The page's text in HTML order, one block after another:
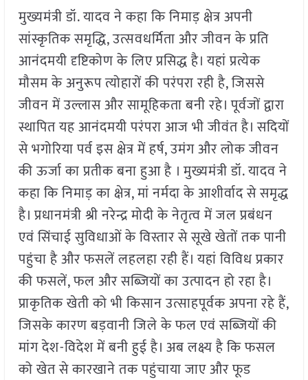
मुख्यमंत्री डॉ. यादव ने कहा कि निमाड़ क्षेत्र अपनी
सांस्कृतिक समृद्धि, उत्सवधर्मिता और जीवन के प्रति
आनंदमयी दृष्टिकोण के लिए प्रसिद्ध है। यहां प्रत्येक
मौसम के अनुरूप त्योहारों की परंपरा रही है, जिससे
जीवन में उल्लास और सामूहिकता बनी रहे। पूर्वजों द्वारा
स्थापित यह आनंदमयी परंपरा आज भी जीवंत है। सदियों
से भगोरिया पर्व इस क्षेत्र में हर्ष, उमंग और लोक जीवन
की ऊर्जा का प्रतीक बना हुआ है । मुख्यमंत्री डॉ. यादव ने
कहा कि निमाड़ का क्षेत्र, मां नर्मदा के आशीर्वाद से समृद्ध
है। प्रधानमंत्री श्री नरेन्द्र मोदी के नेतृत्व में जल प्रबंधन
एवं सिंचाई सुविधाओं के विस्तार से सूखे खेतों तक पानी
पहुंचा है और फसलें लहलहा रही हैं। यहां विविध प्रकार
की फसलें, फल और सब्जियों का उत्पादन हो रहा है।
प्राकृतिक खेती को भी किसान उत्साहपूर्वक अपना रहे हैं,
जिसके कारण बड़वानी जिले के फल एवं सब्जियों की
मांग देश-विदेश में बनी हुई है। अब लक्ष्य है कि फसल
को खेत से कारखाने तक पहुंचाया जाए और फूड